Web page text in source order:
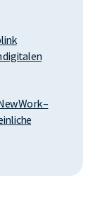
digitalen
Work –